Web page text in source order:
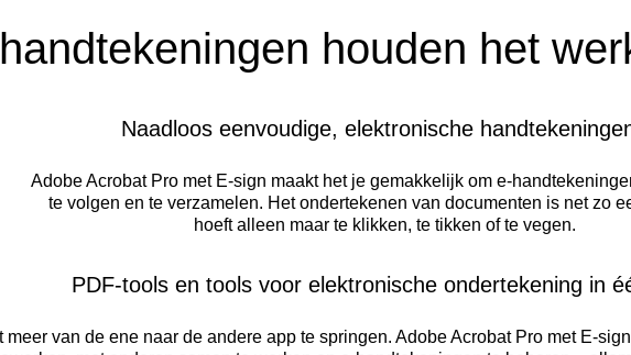
houden het
Naadloos eenvoudige, elektronische
Adobe Acrobat Pro met E-sign maakt het je gemakkelijk om e-
te volgen en te verzamelen. Het ondertekenen van documenten is net zo
hoeft alleen maar te klikken, te tikken of te vegen.
PDF-tools en tools voor elektronische ondertekening in
meer van de ene naar de andere app te springen. Adobe Acrobat Pro met E-